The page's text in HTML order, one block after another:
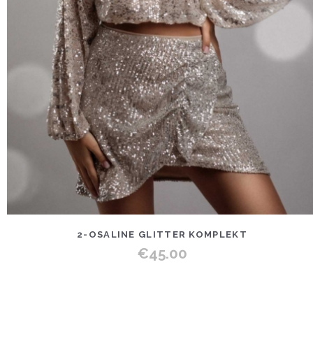
2-OSALINE GLITTER KOMPLEKT
€45.00